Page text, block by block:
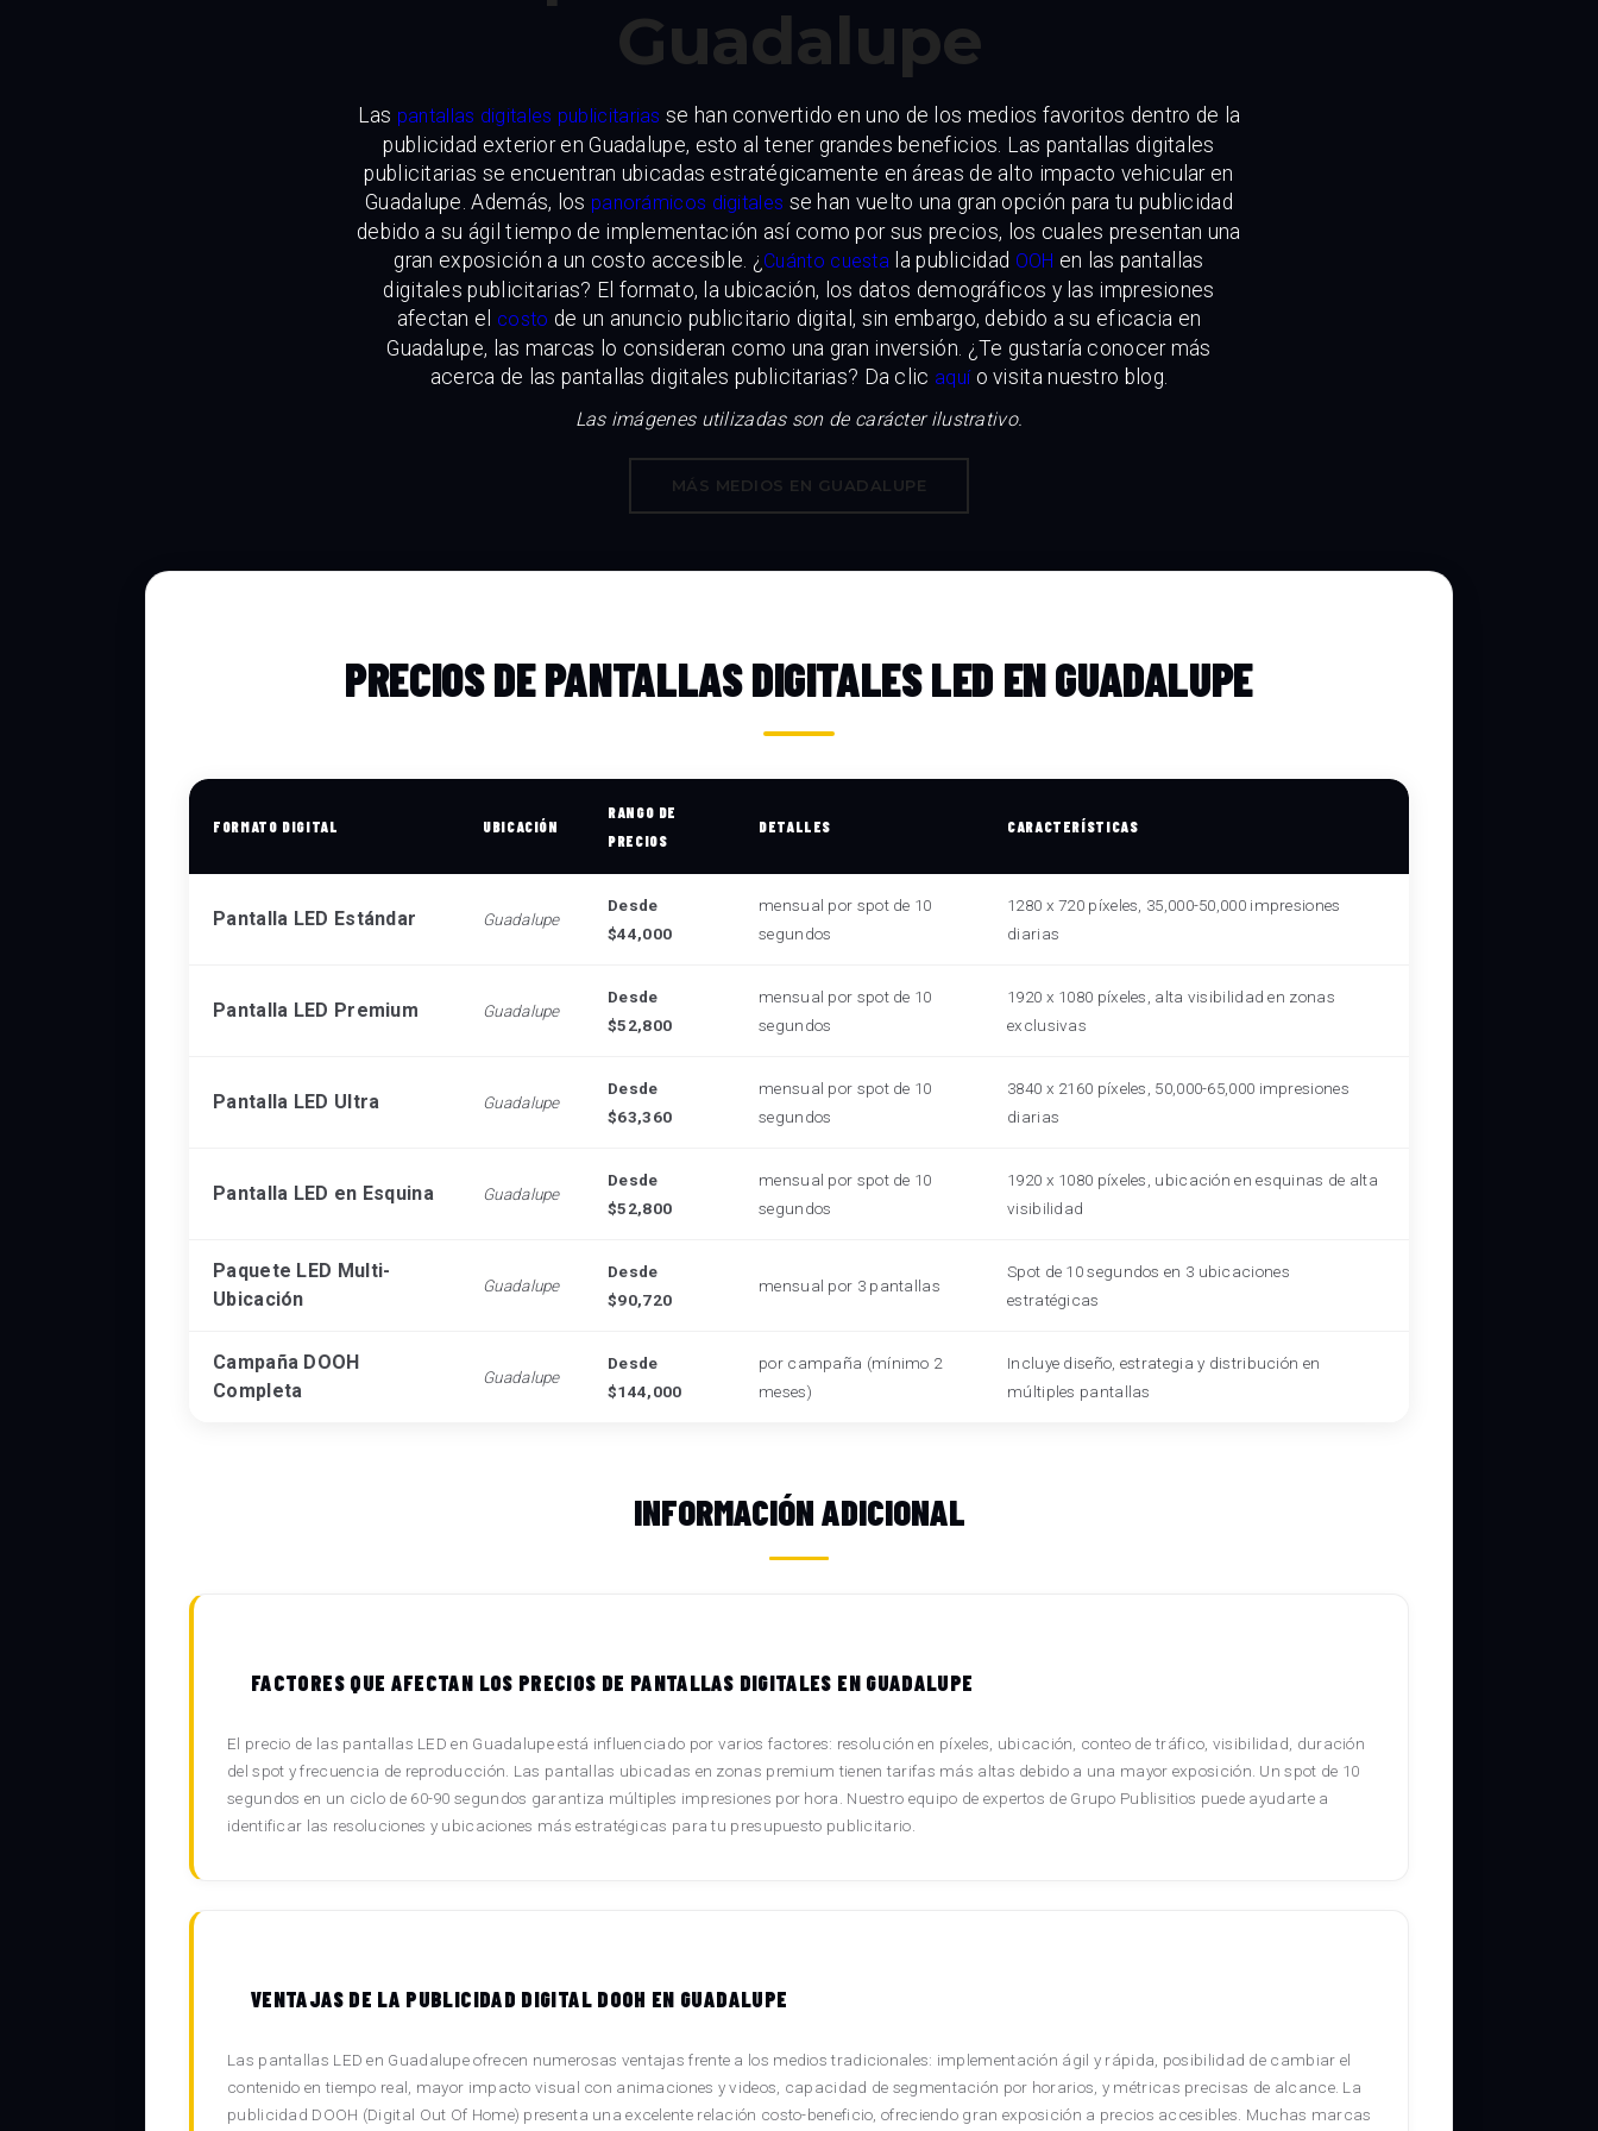
Guadalupe
Las pantallas digitales publicitarias se han convertido en uno de los medios favoritos dentro de la
publicidad exterior en Guadalupe, esto al tener grandes beneficios. Las pantallas digitales
publicitarias se encuentran ubicadas estratégicamente en áreas de alto impacto vehicular en
Guadalupe. Además, los panorámicos digitales se han vuelto una gran opción para tu publicidad
debido a su ágil tiempo de implementación así como por sus precios, los cuales presentan una
gran exposición a un costo accesible. ¿ Cuánto cuesta la publicidad OOH en las pantallas
digitales publicitarias? El formato, la ubicación, los datos demográficos y las impresiones
afectan el costo de un anuncio publicitario digital, sin embargo, debido a su eficacia en
Guadalupe, las marcas lo consideran como una gran inversión. ¿Te gustaría conocer más
acerca de las pantallas digitales publicitarias? Da clic aquío visita nuestro blog.
Las imágenes utilizadas son de carácter ilustrativo.
MÁS MEDIOS EN GUADALUPE
PRECIOS DE PANTALLAS DIGITALES LED EN GUADALUPE
FORMATO DIGITAL UBICACIÓN
RANGO DE
PRECIOS
DETALLES CARACTERÍSTICAS
Pantalla LED Estándar Guadalupe
Desde
$44,000
mensual por spot de 10
segundos
1280 x 720 píxeles, 35,000-50,000 impresiones
diarias
Pantalla LED Premium Guadalupe
Desde
$52,800
mensual por spot de 10
segundos
1920 x 1080 píxeles, alta visibilidad en zonas
exclusivas
Pantalla LED Ultra Guadalupe
Desde
$63,360
mensual por spot de 10
segundos
3840 x 2160 píxeles, 50,000-65,000 impresiones
diarias
Pantalla LED en Esquina Guadalupe
Desde
$52,800
mensual por spot de 10
segundos
1920 x 1080 píxeles, ubicación en esquinas de alta
visibilidad
Paquete LED Multi-
Ubicación
Guadalupe
Desde
$90,720
mensual por 3 pantallas
Spot de 10 segundos en 3 ubicaciones
estratégicas
Campaña DOOH
Completa
Guadalupe
Desde
$144,000
por campaña (mínimo 2
meses)
Incluye diseño, estrategia y distribución en
múltiples pantallas
INFORMACIÓN ADICIONAL
FACTORES QUE AFECTAN LOS PRECIOS DE PANTALLAS DIGITALES EN GUADALUPE
El precio de las pantallas LED en Guadalupe está influenciado por varios factores: resolución en píxeles, ubicación, conteo de tráfico, visibilidad, duración
del spot y frecuencia de reproducción. Las pantallas ubicadas en zonas premium tienen tarifas más altas debido a una mayor exposición. Un spot de 10
segundos en un ciclo de 60-90 segundos garantiza múltiples impresiones por hora. Nuestro equipo de expertos de Grupo Publisitios puede ayudarte a
identificar las resoluciones y ubicaciones más estratégicas para tu presupuesto publicitario.
VENTAJAS DE LA PUBLICIDAD DIGITAL DOOH EN GUADALUPE
Las pantallas LED en Guadalupe ofrecen numerosas ventajas frente a los medios tradicionales: implementación ágil y rápida, posibilidad de cambiar el
contenido en tiempo real, mayor impacto visual con animaciones y videos, capacidad de segmentación por horarios, y métricas precisas de alcance. La
publicidad DOOH (Digital Out Of Home) presenta una excelente relación costo-beneficio, ofreciendo gran exposición a precios accesibles. Muchas marcas